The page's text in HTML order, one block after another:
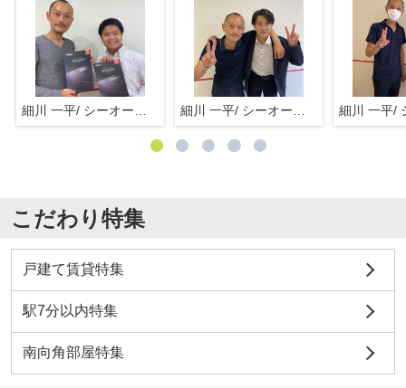
こだわり特集
戸建て賃貸特集
駅7分以内特集
南向角部屋特集